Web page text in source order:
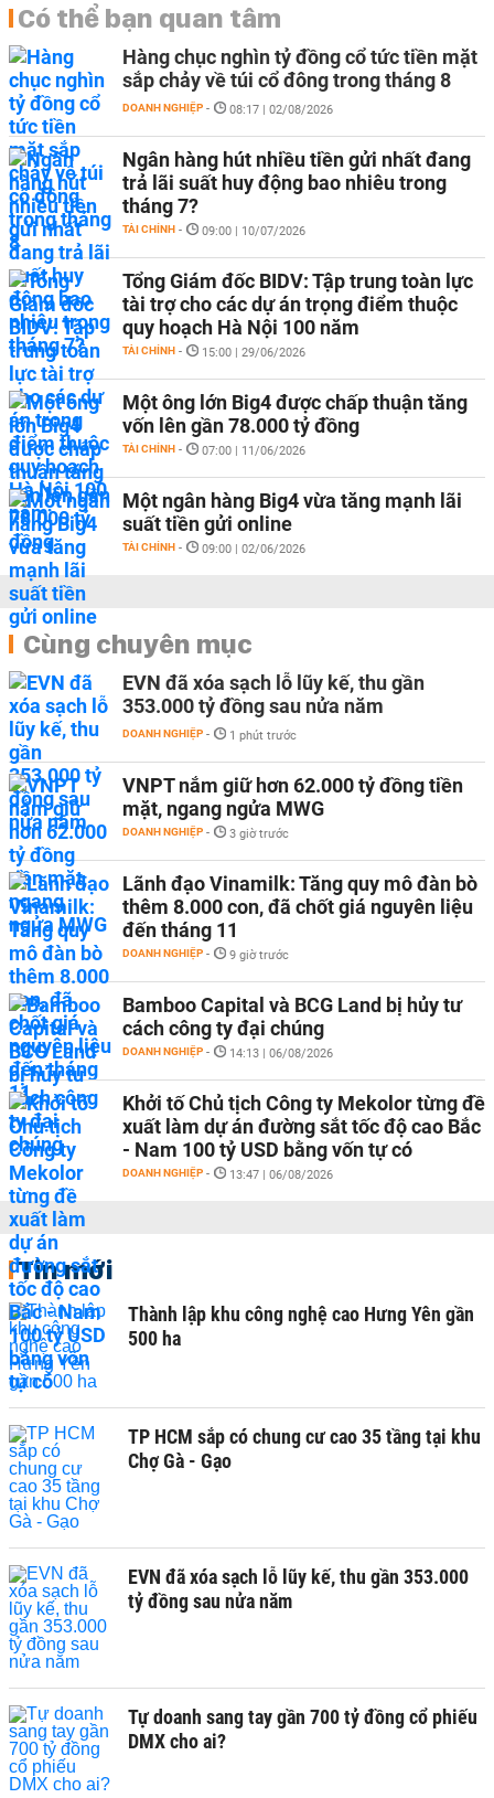
Có thể bạn quan tâm
Hàng chục nghìn tỷ đồng cổ tức tiền mặt
sắp chảy về túi cổ đông trong tháng 8
DOANH NGHIỆP - 08:17 | 02/08/2026
Ngân hàng hút nhiều tiền gửi nhất đang
trả lãi suất huy động bao nhiêu trong
tháng 7?
TÀI CHÍNH - 09:00 | 10/07/2026
Tổng Giám đốc BIDV: Tập trung toàn lực
tài trợ cho các dự án trọng điểm thuộc
quy hoạch Hà Nội 100 năm
TÀI CHÍNH - 15:00 | 29/06/2026
Một ông lớn Big4 được chấp thuận tăng
vốn lên gần 78.000 tỷ đồng
TÀI CHÍNH - 07:00 | 11/06/2026
Một ngân hàng Big4 vừa tăng mạnh lãi
suất tiền gửi online
TÀI CHÍNH - 09:00 | 02/06/2026
Cùng chuyên mục
EVN đã xóa sạch lỗ lũy kế, thu gần
353.000 tỷ đồng sau nửa năm
DOANH NGHIỆP - 1 phút trước
VNPT nắm giữ hơn 62.000 tỷ đồng tiền
mặt, ngang ngửa MWG
DOANH NGHIỆP - 3 giờ trước
Lãnh đạo Vinamilk: Tăng quy mô đàn bò
thêm 8.000 con, đã chốt giá nguyên liệu
đến tháng 11
DOANH NGHIỆP - 9 giờ trước
Bamboo Capital và BCG Land bị hủy tư
cách công ty đại chúng
DOANH NGHIỆP - 14:13 | 06/08/2026
Khởi tố Chủ tịch Công ty Mekolor từng đề
xuất làm dự án đường sắt tốc độ cao Bắc
- Nam 100 tỷ USD bằng vốn tự có
DOANH NGHIỆP - 13:47 | 06/08/2026
Tin mới
Thành lập khu công nghệ cao Hưng Yên gần
500 ha
TP HCM sắp có chung cư cao 35 tầng tại khu
Chợ Gà - Gạo
EVN đã xóa sạch lỗ lũy kế, thu gần 353.000
tỷ đồng sau nửa năm
Tự doanh sang tay gần 700 tỷ đồng cổ phiếu
DMX cho ai?